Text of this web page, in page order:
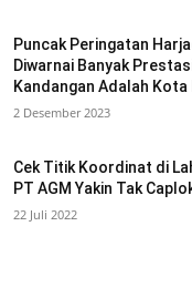
Puncak Peringatan
Diwarnai Banyak
Kandangan Adalah Kota
2 Desember 2023
Cek Titik Koordinat di
PT AGM Yakin Tak
22 Juli 2022